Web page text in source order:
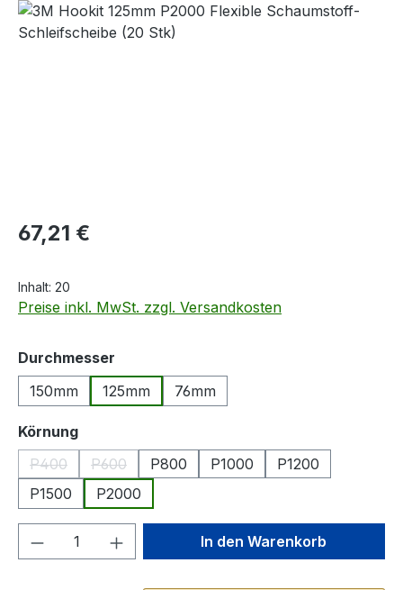
Bildergalerie überspringen
Regulärer Preis:
67,21 €
Inhalt: 20
Preise inkl. MwSt. zzgl. Versandkosten
Durchmesser
150mm
125mm 76mm
Körnungauswählen
P400
(Diese Option ist zurzeit nicht verfügbar.)
P600
(Diese Option ist zurzeit nicht verfügbar.)
P800 P1000
P1200
P1500
P2000
Produkt Anzahl: Gib denIn den Warenkorb